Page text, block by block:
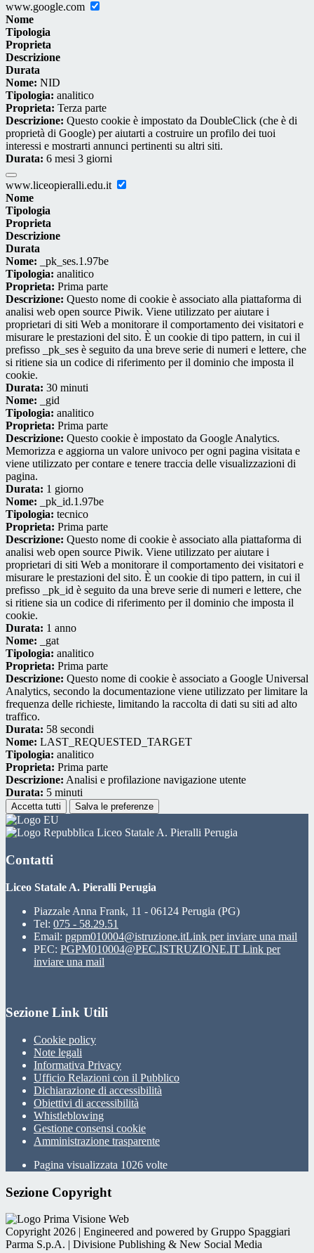
www.google.com
Nome
Tipologia
Proprieta
Descrizione
Durata
Nome: NID
Tipologia: analitico
Proprieta: Terza parte
Descrizione: Questo cookie è impostato da DoubleClick (che è di
proprietà di Google) per aiutarti a costruire un profilo dei tuoi
interessi e mostrarti annunci pertinenti su altri siti.
Durata: 6 mesi 3 giorni
www.liceopieralli.edu.it
Nome
Tipologia
Proprieta
Descrizione
Durata
Nome: _pk_ses.1.97be
Tipologia: analitico
Proprieta: Prima parte
Descrizione: Questo nome di cookie è associato alla piattaforma di
analisi web open source Piwik. Viene utilizzato per aiutare i
proprietari di siti Web a monitorare il comportamento dei visitatori e
misurare le prestazioni del sito. È un cookie di tipo pattern, in cui il
prefisso _pk_ses è seguito da una breve serie di numeri e lettere, che
si ritiene sia un codice di riferimento per il dominio che imposta il
cookie.
Durata: 30 minuti
Nome: _gid
Tipologia: analitico
Proprieta: Prima parte
Descrizione: Questo cookie è impostato da Google Analytics.
Memorizza e aggiorna un valore univoco per ogni pagina visitata e
viene utilizzato per contare e tenere traccia delle visualizzazioni di
pagina.
Durata: 1 giorno
Nome: _pk_id.1.97be
Tipologia: tecnico
Proprieta: Prima parte
Descrizione: Questo nome di cookie è associato alla piattaforma di
analisi web open source Piwik. Viene utilizzato per aiutare i
proprietari di siti Web a monitorare il comportamento dei visitatori e
misurare le prestazioni del sito. È un cookie di tipo pattern, in cui il
prefisso _pk_id è seguito da una breve serie di numeri e lettere, che
si ritiene sia un codice di riferimento per il dominio che imposta il
cookie.
Durata: 1 anno
Nome: _gat
Tipologia: analitico
Proprieta: Prima parte
Descrizione: Questo nome di cookie è associato a Google Universal
Analytics, secondo la documentazione viene utilizzato per limitare la
frequenza delle richieste, limitando la raccolta di dati su siti ad alto
traffico.
Durata: 58 secondi
Nome: LAST_REQUESTED_TARGET
Tipologia: analitico
Proprieta: Prima parte
Descrizione: Analisi e profilazione navigazione utente
Durata: 5 minuti
Accetta tutti Salva le preferenze
Liceo Statale A. Pieralli Perugia
Contatti
Liceo Statale A. Pieralli Perugia
Piazzale Anna Frank, 11 - 06124 Perugia (PG)
Tel: 075 - 58.29.51
Email: pgpm010004@istruzione.itLink per inviare una mail
PEC: PGPM010004@PEC.ISTRUZIONE.IT Link per
inviare una mail
Sezione Link Utili
Cookie policy
Note legali
Informativa Privacy
Ufficio Relazioni con il Pubblico
Dichiarazione di accessibilità
Obiettivi di accessibilità
Whistleblowing
Gestione consensi cookie
Amministrazione trasparente
Pagina visualizzata 1026 volte
Sezione Copyright
Copyright 2026 | Engineered and powered by Gruppo Spaggiari
Parma S.p.A. | Divisione Publishing & New Social Media